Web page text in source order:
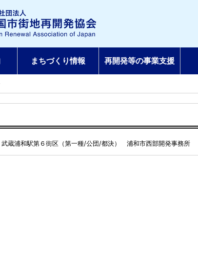
まちづくり情報 再開発等の事業支援
武蔵浦和駅第６街区（第一種/公団/都決） 浦和市西部開発事務所